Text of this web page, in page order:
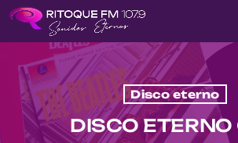
Disco eterno
DISCO